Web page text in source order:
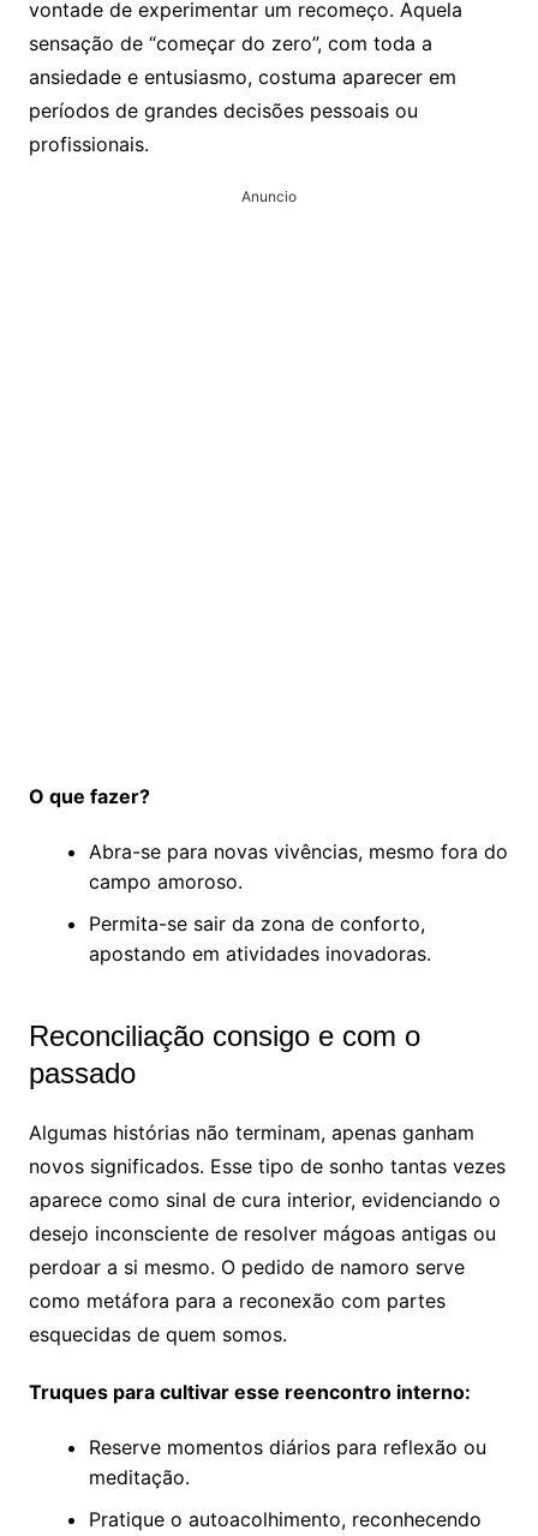
vontade de experimentar um recomeço. Aquela
sensação de “começar do zero”, com toda a
ansiedade e entusiasmo, costuma aparecer em
períodos de grandes decisões pessoais ou
profissionais.
Anuncio
O que fazer?
Abra-se para novas vivências, mesmo fora do
campo amoroso.
Permita-se sair da zona de conforto,
apostando em atividades inovadoras.
Reconciliação consigo e com o
passado
Algumas histórias não terminam, apenas ganham
novos significados. Esse tipo de sonho tantas vezes
aparece como sinal de cura interior, evidenciando o
desejo inconsciente de resolver mágoas antigas ou
perdoar a si mesmo. O pedido de namoro serve
como metáfora para a reconexão com partes
esquecidas de quem somos.
Truques para cultivar esse reencontro interno:
Reserve momentos diários para reflexão ou
meditação.
Pratique o autoacolhimento, reconhecendo